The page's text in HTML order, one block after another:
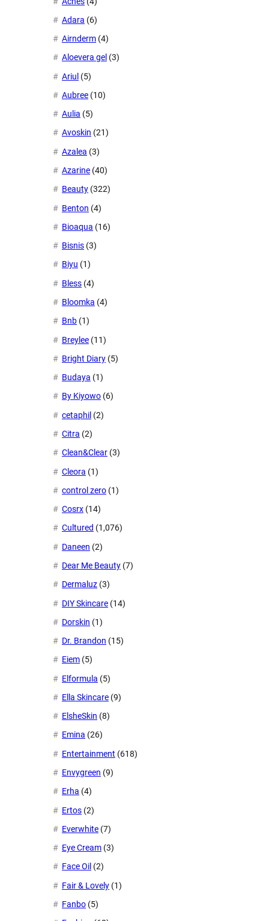
Adara (6)
Airnderm (4)
Aloevera gel (3)
Ariul (5)
Aubree (10)
Aulia (5)
Avoskin (21)
Azalea (3)
Azarine (40)
Beauty (322)
Benton (4)
Bioaqua (16)
Bisnis (3)
Biyu (1)
Bless (4)
Bloomka (4)
Bnb (1)
Breylee (11)
Bright Diary (5)
Budaya (1)
By Kiyowo (6)
cetaphil (2)
Citra (2)
Clean&Clear (3)
Cleora (1)
control zero (1)
Cosrx (14)
Cultured (1,076)
Daneen (2)
Dear Me Beauty (7)
Dermaluz (3)
DIY Skincare (14)
Dorskin (1)
Dr. Brandon (15)
Eiem (5)
Elformula (5)
Ella Skincare (9)
ElsheSkin (8)
Emina (26)
Entertainment (618)
Envygreen (9)
Erha (4)
Ertos (2)
Everwhite (7)
Eye Cream (3)
Face Oil (2)
Fair & Lovely (1)
Fanbo (5)